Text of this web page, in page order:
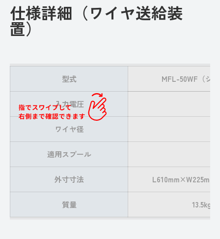
仕様詳細（ワイヤ送給装
置）
型式 MFL-50WF（シ
入力電圧
ワイヤ径
適用スプール
外寸寸法
質量 13.5kg